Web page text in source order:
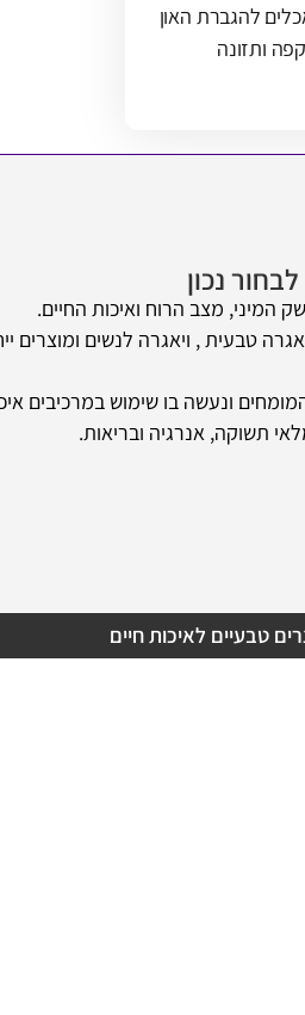
האון
הרוח ואיכות החיים.
ויאגרה לנשים ומוצרים ייחודיים
בו שימוש במרכיבים איכותיים
ובריאות.
לאיכות חיים